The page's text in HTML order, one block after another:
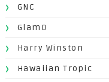
GNC
GlamD
Harry Winston
Hawaiian Tropic